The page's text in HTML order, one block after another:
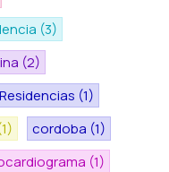
(3)
(2)
Residencias (1)
cordoba (1)
(1)